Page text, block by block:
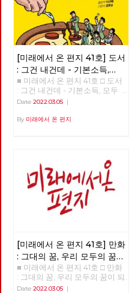
[미래에서 온 편지 41호] 도서
: 그건 내건데 - 기본소득,
모두가 차별없이 찾아야 할
권리
■ 미래에서 온 편지 41호 □ 도서
: 그건 내건데 - 기본소득, 모두
가 차별없이 찾아야 할 권리
Date 2022.03.05 |
By 미래에서 온 편지
[미래에서 온 편지 41호] 만화
: 그대의 꿈, 우리 모두의 꿈이
되어
■ 미래에서 온 편지 41호 □ 만화
: 그대의 꿈, 우리 모두의 꿈이 되
어 >>>>>> 업로드 준비중
Date 2022.03.05 |